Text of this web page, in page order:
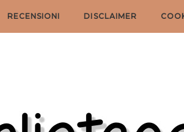
RECENSIONI DISCLAIMER